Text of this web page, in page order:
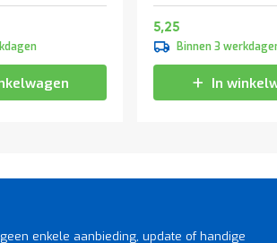
groen
Speciale
prijs
5,25
Binnen 3
In
enkele aanbieding, update of handige